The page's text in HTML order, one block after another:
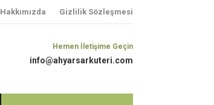
Hakkımızda Gizlilik Sözleşmesi
Hemen İletişime Geçin
info@ahyarsarkuteri.com